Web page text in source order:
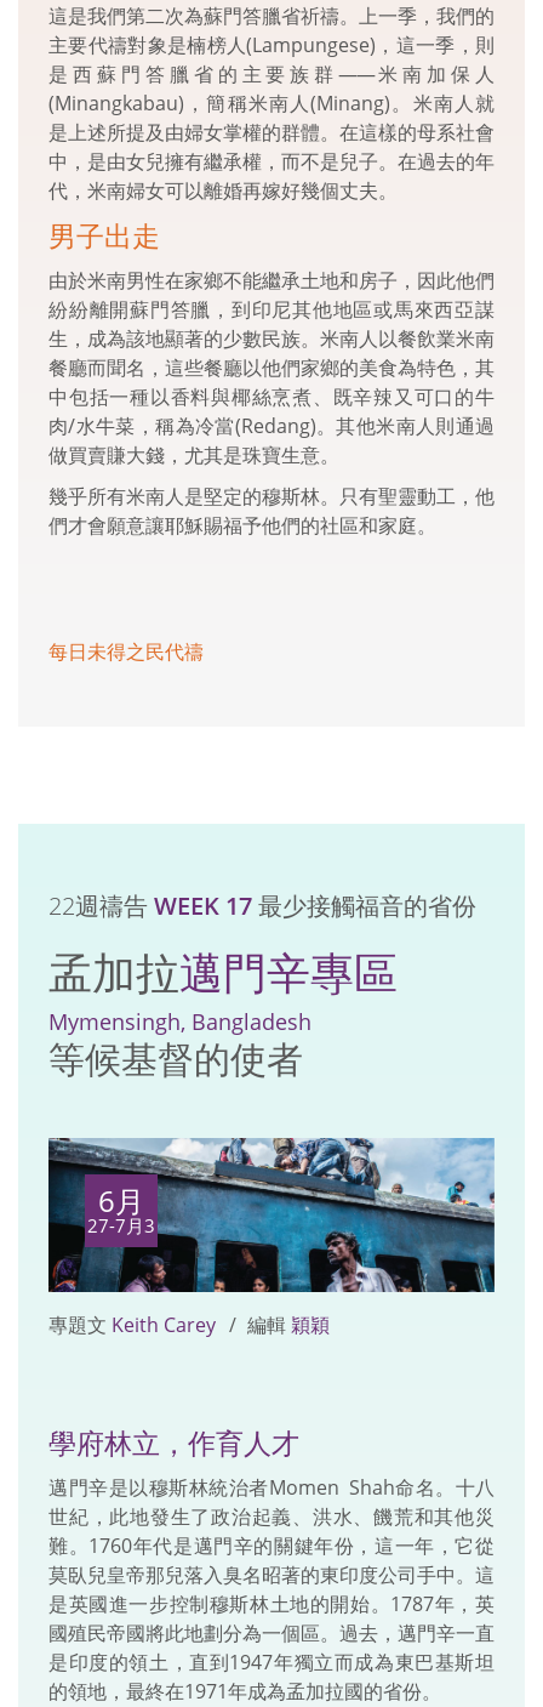
這是我們第二次為蘇門答臘省祈禱。上一季，我們的
主要代禱對象是楠榜人(Lampungese)，這一季，則
是西蘇門答臘省的主要族群——米南加保人
(Minangkabau)，簡稱米南人(Minang)。米南人就
是上述所提及由婦女掌權的群體。在這樣的母系社會
中，是由女兒擁有繼承權，而不是兒子。在過去的年
代，米南婦女可以離婚再嫁好幾個丈夫。
男子出走
由於米南男性在家鄉不能繼承土地和房子，因此他們
紛紛離開蘇門答臘，到印尼其他地區或馬來西亞謀
生，成為該地顯著的少數民族。米南人以餐飲業米南
餐廳而聞名，這些餐廳以他們家鄉的美食為特色，其
中包括一種以香料與椰絲烹煮、既辛辣又可口的牛
肉/水牛菜，稱為冷當(Redang)。其他米南人則通過
做買賣賺大錢，尤其是珠寶生意。
幾乎所有米南人是堅定的穆斯林。只有聖靈動工，他
們才會願意讓耶穌賜福予他們的社區和家庭。
每日未得之民代禱
22週禱告WEEK 17最少接觸福音的省份
孟加拉邁門辛專區
Mymensingh, Bangladesh
等候基督的使者
6月
27-7月3
專題文 Keith Carey 編輯穎穎
學府林立，作育人才
邁門辛是以穆斯林統治者Momen Shah命名。十八
世紀，此地發生了政治起義、洪水、饑荒和其他災
難。1760年代是邁門辛的關鍵年份，這一年，它從
莫臥兒皇帝那兒落入臭名昭著的東印度公司手中。這
是英國進一步控制穆斯林土地的開始。1787年，英
國殖民帝國將此地劃分為一個區。過去，邁門辛一直
是印度的領土，直到1947年獨立而成為東巴基斯坦
的領地，最終在1971年成為孟加拉國的省份。